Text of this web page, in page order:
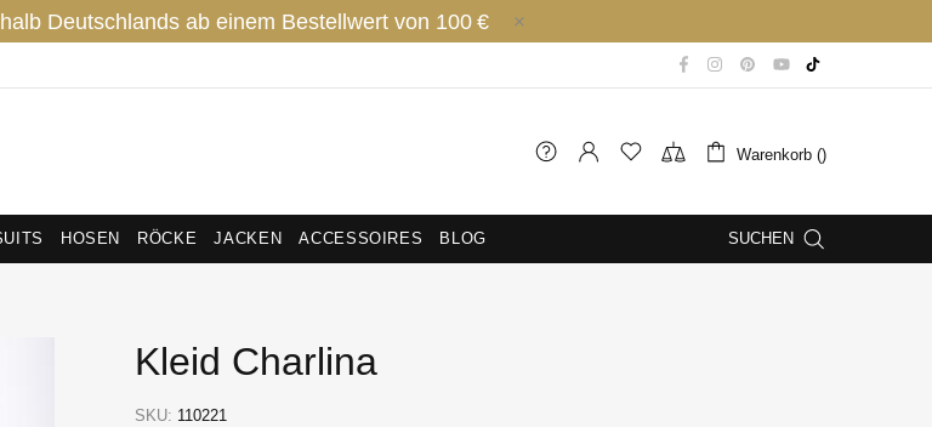
Deutschlands ab einem Bestellwert von 100 €
Warenkorb ()
HOSEN RÖCKE JACKEN ACCESSOIRES BLOG SUCHEN
Kleid Charlina
SKU: 110221